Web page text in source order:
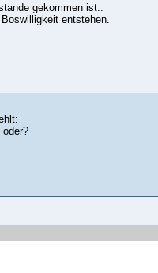
gekommen ist..
entstehen.